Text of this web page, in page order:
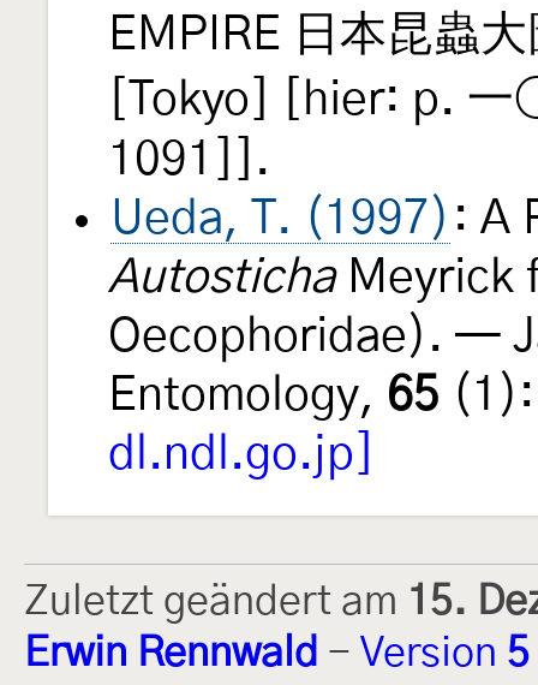
EMPIRE 日本昆蟲
[Tokyo] [hier: p.
1091]].
Ueda, T. (1997) : A
AutostichaMeyrick
Oecophoridae). —
Entomology, 65
dl.ndl.go.jp]
Zuletzt geändert am 15.
Erwin Rennwald - Version 5